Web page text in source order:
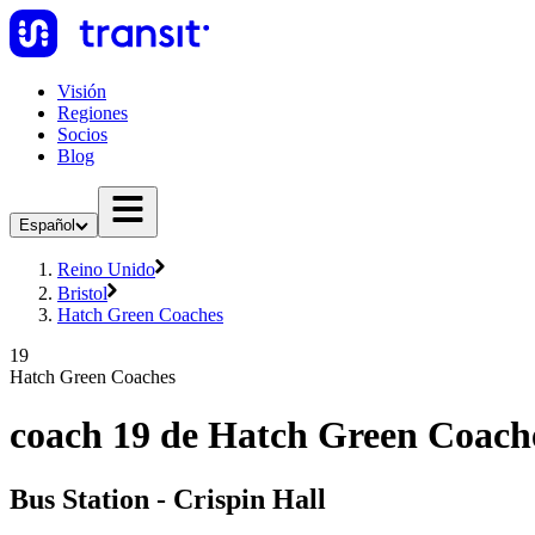
Visión
Regiones
Socios
Blog
Español
Reino Unido
Bristol
Hatch Green Coaches
19
Hatch Green Coaches
coach 19 de Hatch Green
Bus Station - Crispin Hall